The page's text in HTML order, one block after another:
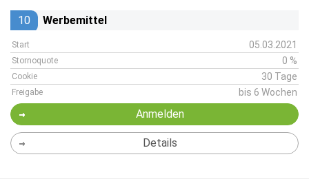
10 Werbemittel
Start 05.03.2021
Stornoquote 0 %
Cookie 30 Tage
Freigabe bis 6 Wochen
Anmelden
Details